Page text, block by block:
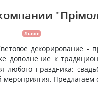
Львов
декорирование -
дополнение к
любого праздника:
Предлагаем